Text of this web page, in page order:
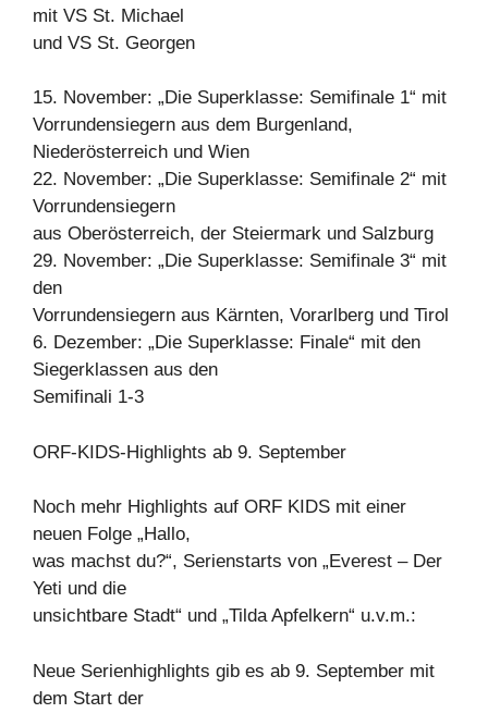
mit VS St. Michael
und VS St. Georgen
15. November: „Die Superklasse: Semifinale 1“ mit
Vorrundensiegern aus dem Burgenland,
Niederösterreich und Wien
22. November: „Die Superklasse: Semifinale 2“ mit
Vorrundensiegern
aus Oberösterreich, der Steiermark und Salzburg
29. November: „Die Superklasse: Semifinale 3“ mit
den
Vorrundensiegern aus Kärnten, Vorarlberg und Tirol
6. Dezember: „Die Superklasse: Finale“ mit den
Siegerklassen aus den
Semifinali 1-3
ORF-KIDS-Highlights ab 9. September
Noch mehr Highlights auf ORF KIDS mit einer
neuen Folge „Hallo,
was machst du?“, Serienstarts von „Everest – Der
Yeti und die
unsichtbare Stadt“ und „Tilda Apfelkern“ u.v.m.:
Neue Serienhighlights gib es ab 9. September mit
dem Start der